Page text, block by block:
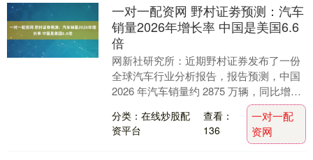
一对一配资网 野村证劵预测：汽车
销量2026年增长率 中国是美国6.6
倍
网新社研究所：近期野村证券发布了一份
全球汽车行业分析报告，报告预测，中国
2026 年汽车销量约 2875 万辆，同比增长
2%，美国约 1630 万辆，同比增....
分类：在线炒股配
资平台
查看：
136
一对一配
资网